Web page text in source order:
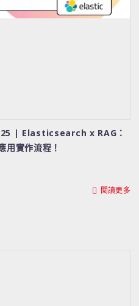
25 | Elasticsearch x RAG：
用實作流程！
閱讀更多